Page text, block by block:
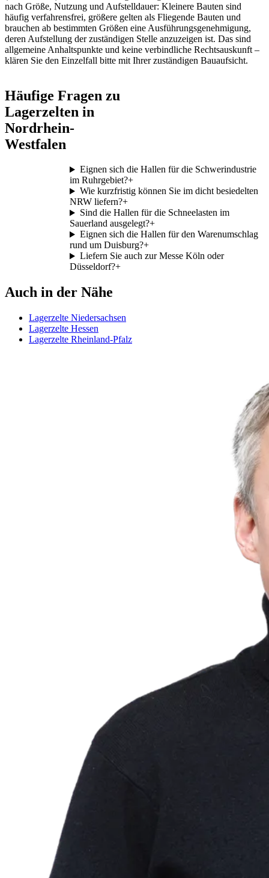
nach Größe, Nutzung und Aufstelldauer: Kleinere Bauten sind
häufig verfahrensfrei, größere gelten als Fliegende Bauten und
brauchen ab bestimmten Größen eine Ausführungsgenehmigung,
deren Aufstellung der zuständigen Stelle anzuzeigen ist. Das sind
allgemeine Anhaltspunkte und keine verbindliche Rechtsauskunft –
klären Sie den Einzelfall bitte mit Ihrer zuständigen Bauaufsicht.
Häufige Fragen zu
Lagerzelten in
Nordrhein-
Westfalen
Eignen sich die Hallen für die Schwerindustrie
im Ruhrgebiet?+
Wie kurzfristig können Sie im dicht besiedelten
NRW liefern?+
Sind die Hallen für die Schneelasten im
Sauerland ausgelegt?+
Eignen sich die Hallen für den Warenumschlag
rund um Duisburg?+
Liefern Sie auch zur Messe Köln oder
Düsseldorf?+
Auch in der Nähe
Lagerzelte Niedersachsen
Lagerzelte Hessen
Lagerzelte Rheinland-Pfalz